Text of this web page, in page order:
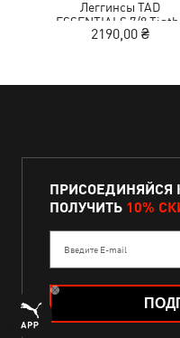
Леггинсы TAD
ESSENTIALS 7/8
Women
2190,00 ₴
ПРИСОЕДИНЯЙСЯ
ПОЛУЧИТЬ 10%
Введите E-mail